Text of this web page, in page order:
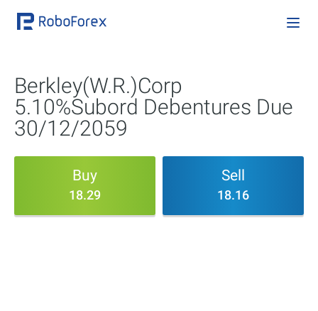
Berkley(W.R.)Corp
5.10%Subord Debentures Due
30/12/2059
Buy
18.29
Sell
18.16